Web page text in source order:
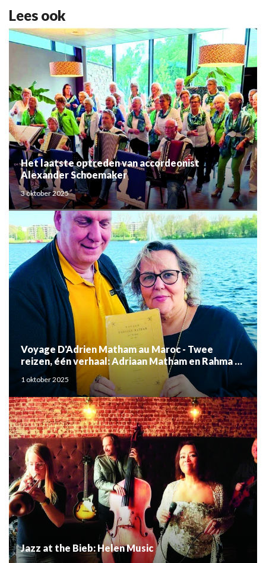
Lees ook
Het laatste optreden van accordeonist
Alexander Schoemaker
3 oktober 2025
Voyage D'Adrien Matham au Maroc - Twee
reizen, één verhaal: Adriaan Matham en Rahma el
Mouden
1 oktober 2025
Jazz at the Bieb: Helen Music